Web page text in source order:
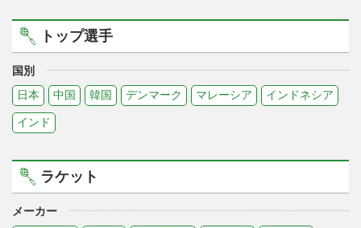
トップ選手
国別
日本
中国 韓国 デンマーク マレーシア インドネシア
インド
ラケット
メーカー